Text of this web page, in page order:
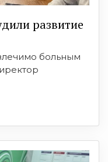
развитие
больным